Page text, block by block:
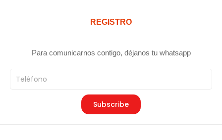
REGISTRO
Para comunicarnos contigo, déjanos tu whatsapp
Teléfono
Subscribe